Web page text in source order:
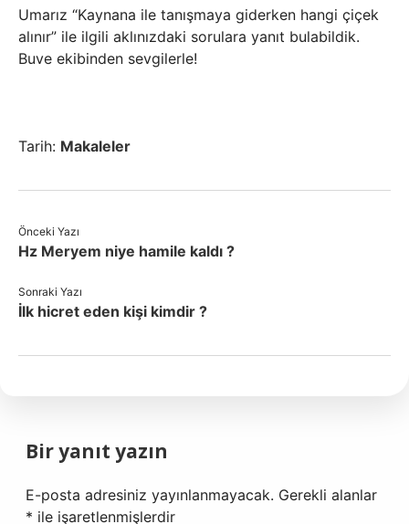
Umarız “Kaynana ile tanışmaya giderken hangi çiçek
alınır” ile ilgili aklınızdaki sorulara yanıt bulabildik.
Buve ekibinden sevgilerle!
Tarih: Makaleler
Önceki Yazı
Hz Meryem niye hamile kaldı ?
Sonraki Yazı
İlk hicret eden kişi kimdir ?
Bir yanıt yazın
E-posta adresiniz yayınlanmayacak. Gerekli alanlar
* ile işaretlenmişlerdir